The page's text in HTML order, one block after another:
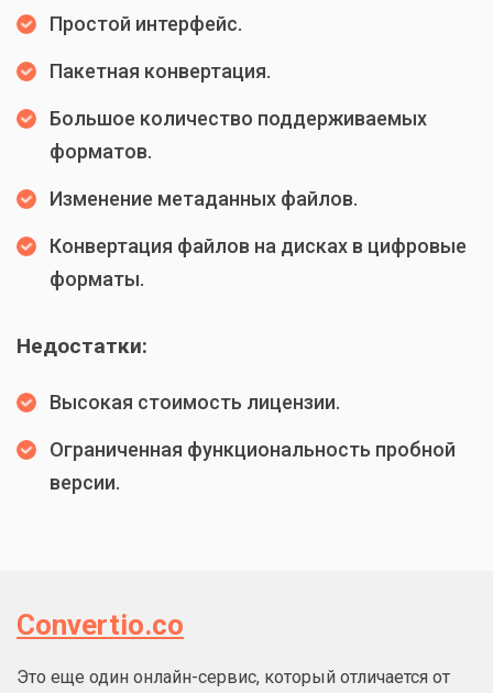
Простой интерфейс.
Пакетная конвертация.
Большое количество поддерживаемых
форматов.
Изменение метаданных файлов.
Конвертация файлов на дисках в цифровые
форматы.
Недостатки:
Высокая стоимость лицензии.
Ограниченная функциональность пробной
версии.
Convertio.co
Это еще один онлайн-сервис, который отличается от